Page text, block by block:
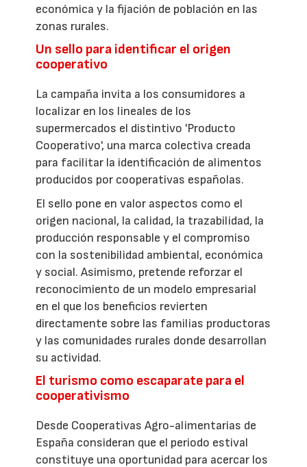
económica y la fijación de población en las
zonas rurales.
Un sello para identificar el origen
cooperativo
La campaña invita a los consumidores a
localizar en los lineales de los
supermercados el distintivo 'Producto
Cooperativo', una marca colectiva creada
para facilitar la identificación de alimentos
producidos por cooperativas españolas.
El sello pone en valor aspectos como el
origen nacional, la calidad, la trazabilidad, la
producción responsable y el compromiso
con la sostenibilidad ambiental, económica
y social. Asimismo, pretende reforzar el
reconocimiento de un modelo empresarial
en el que los beneficios revierten
directamente sobre las familias productoras
y las comunidades rurales donde desarrollan
su actividad.
El turismo como escaparate para el
cooperativismo
Desde Cooperativas Agro-alimentarias de
España consideran que el periodo estival
constituye una oportunidad para acercar los